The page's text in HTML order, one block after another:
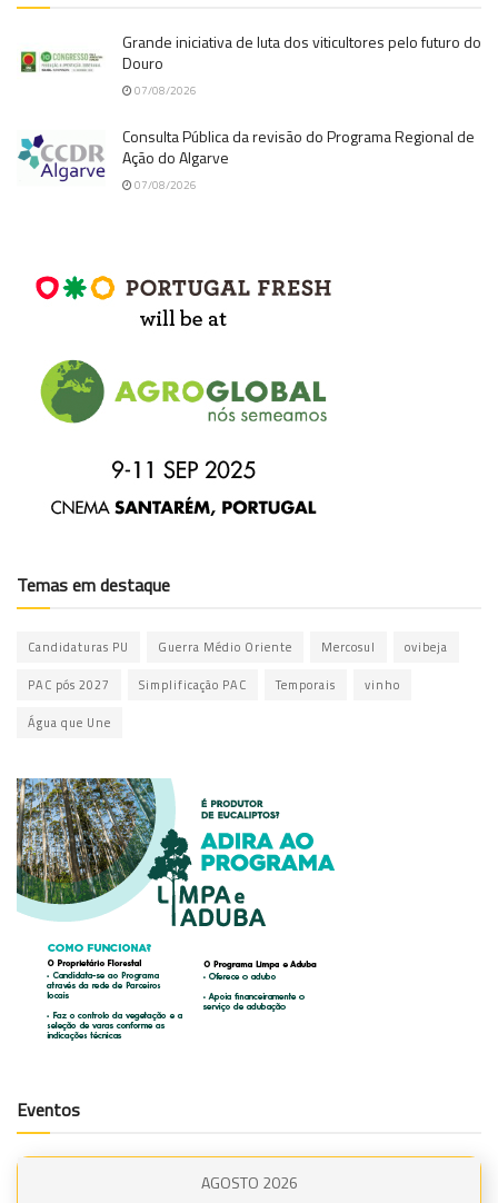
Grande iniciativa de luta dos viticultores pelo futuro do
Douro
07/08/2026
Consulta Pública da revisão do Programa Regional de
Ação do Algarve
07/08/2026
Temas em destaque
Candidaturas PU Guerra Médio Oriente Mercosul ovibeja
PAC pós 2027 Simplificação PAC Temporais vinho
Água que Une
Eventos
AGOSTO 2026